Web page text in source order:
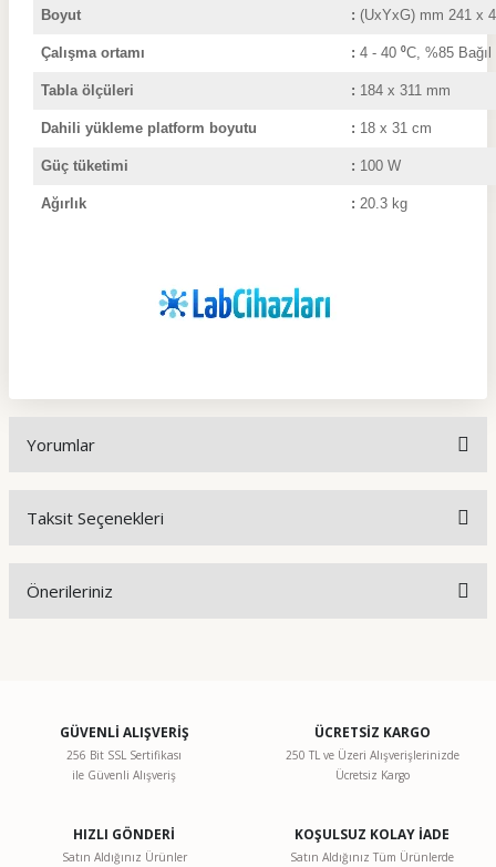
Boyut : (UxYxG) mm 241 x
Çalışma ortamı : 4 - 40 ⁰C, %85
Tabla ölçüleri : 184 x 311 mm
Dahili yükleme platform boyutu : 18 x 31 cm
Güç tüketimi : 100 W
Ağırlık : 20.3 kg
Yorumlar
Taksit Seçenekleri
Önerileriniz
Görüş ve önerileriniz için teşekkür ederiz.
Ürün resmi kalitesiz, bozuk veya görüntülenemiyor.
Ürün bilgilerinde hatalar bulunuyor.
GÜVENLİ ALIŞVERİŞ
256 Bit SSL Sertifikası
ile Güvenli Alışveriş
ÜCRETSİZ KARGO
250 TL ve Üzeri Alışverişlerinizde
Ücretsiz Kargo
HIZLI GÖNDERİ
Satın Aldığınız Ürünler
KOŞULSUZ KOLAY İADE
Satın Aldığınız Tüm Ürünlerde